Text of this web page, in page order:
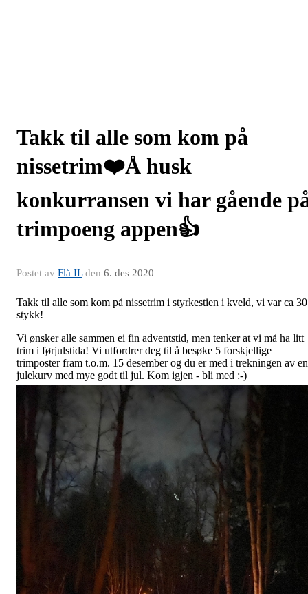
Takk til alle som kom på
nissetrim❤️Å husk
konkurransen vi har gående
trimpoeng appen👍
Postet av Flå ILden 6. des 2020
Takk til alle som kom på nissetrim i styrkestien i kveld, vi var ca 30
stykk!
Vi ønsker alle sammen ei fin adventstid, men tenker at vi må ha litt
trim i førjulstida! Vi utfordrer deg til å besøke 5 forskjellige
trimposter fram t.o.m. 15 desember og du er med i trekningen av en
julekurv med mye godt til jul. Kom igjen - bli med :-)